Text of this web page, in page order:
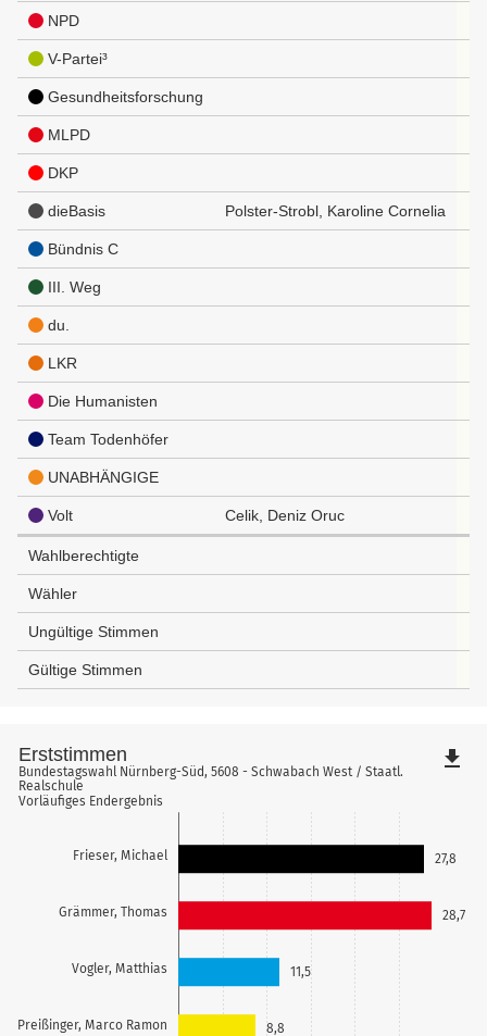
NPD
V-Partei³
Gesundheitsforschung
MLPD
DKP
dieBasis Polster-Strobl, Karoline Cornelia
Bündnis C
III. Weg
du.
LKR
Die Humanisten
Team Todenhöfer
UNABHÄNGIGE
Volt Celik, Deniz Oruc
Wahlberechtigte
Wähler
Ungültige Stimmen
Gültige Stimmen
Frieser, Michael
Grämmer, Thomas
Vogler, Matthias
Preißinger, Marco Ramon
27,8
28,7
11,5
8,8
Erststimmen
Bundestagswahl Nürnberg-Süd, 5608 - Schwabach West / Staatl.
Realschule
Vorläufiges Endergebnis
file_download